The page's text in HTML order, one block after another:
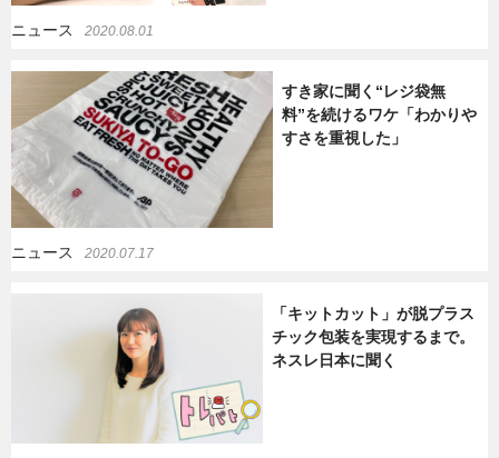
ニュース 2020.08.01
すき家に聞く“レジ袋無
料”を続けるワケ「わかりや
すさを重視した」
ニュース 2020.07.17
「キットカット」が脱プラス
チック包装を実現するまで。
ネスレ日本に聞く